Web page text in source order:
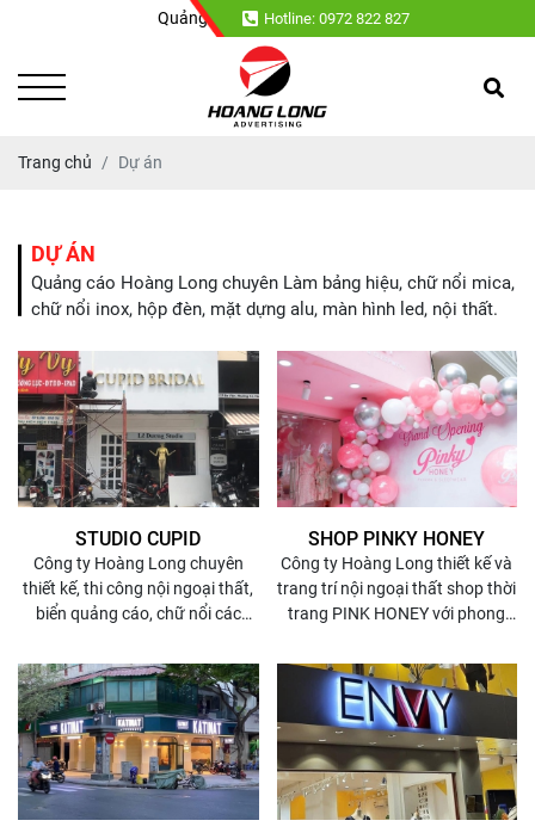
Quảng cáo Hoàng Long chuyên : Làm bảng hiệu, chữ
Hotline: 0972 822 827
Trang chủ Dự án
DỰ ÁN
Quảng cáo Hoàng Long chuyên Làm bảng hiệu, chữ nổi mica,
chữ nổi inox, hộp đèn, mặt dựng alu, màn hình led, nội thất.
STUDIO CUPID
Công ty Hoàng Long chuyên
thiết kế, thi công nội ngoại thất,
biển quảng cáo, chữ nổi các
SHOP PINKY HONEY
Công ty Hoàng Long thiết kế và
trang trí nội ngoại thất shop thời
trang PINK HONEY với phong